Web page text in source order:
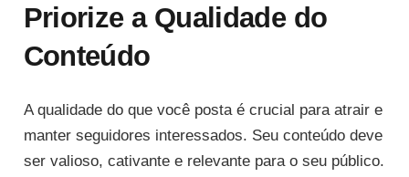
Priorize a Qualidade do
Conteúdo
A qualidade do que você posta é crucial para atrair e
manter seguidores interessados. Seu conteúdo deve
ser valioso, cativante e relevante para o seu público.